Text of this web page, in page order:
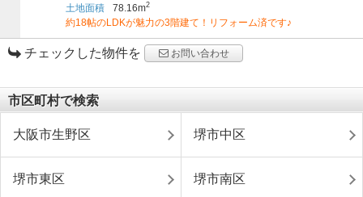
土地面積 78.16m2
約18帖のLDKが魅力の3階建て！リフォーム済です♪
チェックした物件を お問い合わせ
市区町村で検索
大阪市生野区 堺市中区
堺市東区 堺市南区